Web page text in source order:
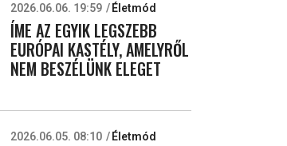
2026.06.06. 19:59 Életmód
ÍME AZ EGYIK LEGSZEBB
EURÓPAI KASTÉLY, AMELYRŐL
NEM BESZÉLÜNK ELEGET
2026.06.05. 08:10 Életmód